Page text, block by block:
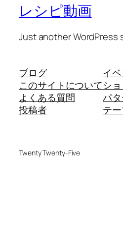
レシピ動画
Just another WordPress
ブログ
このサイトについて
よくある質問
投稿者
イ
シ
パ
テ
Twenty Twenty-Five